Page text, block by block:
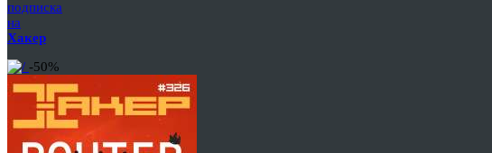
подписка
на
Хакер
-50%